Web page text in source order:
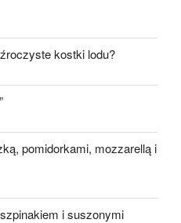
kostki lodu?
pomidorkami, mozzarellą i
i suszonymi